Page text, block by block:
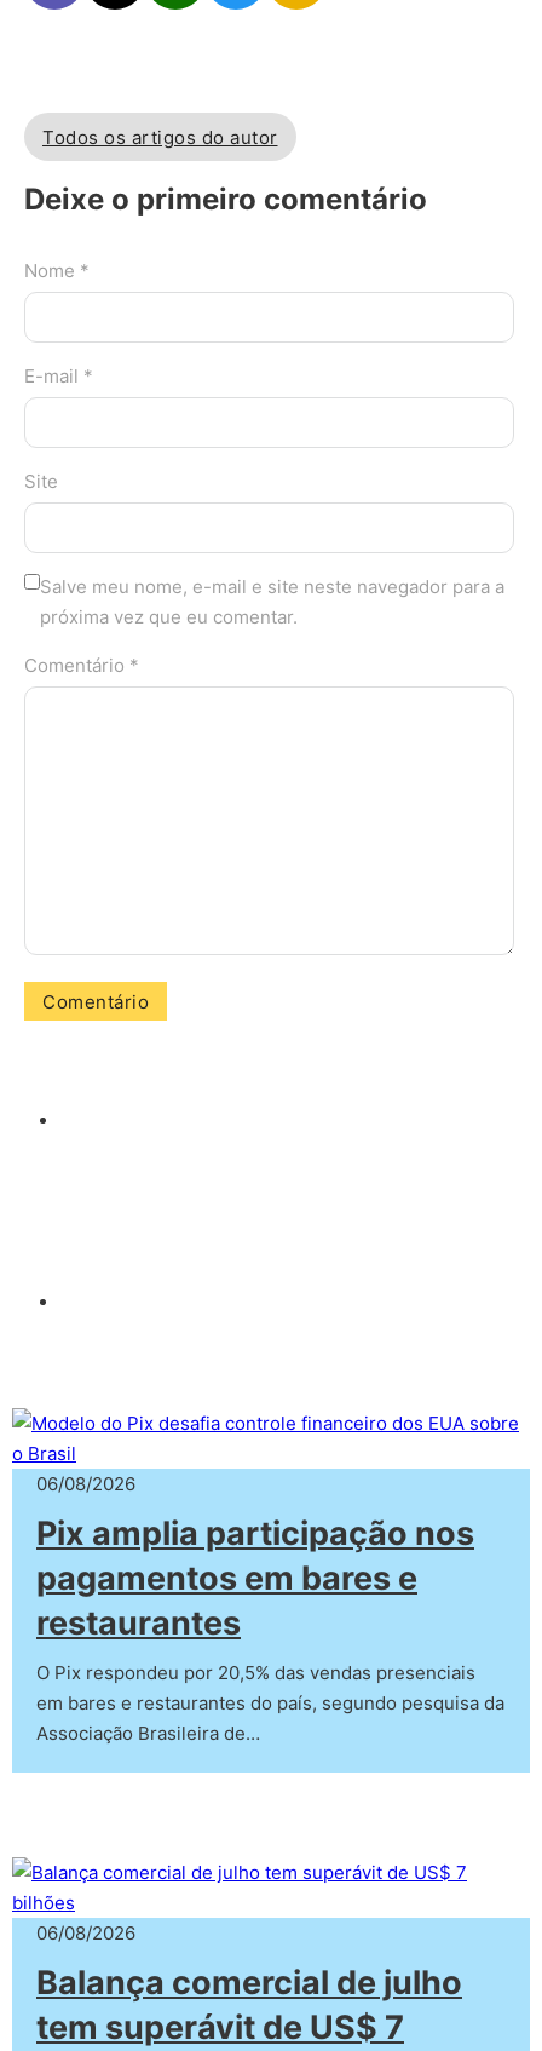
Todos os artigos do autor
Deixe o primeiro comentário
Nome *
E-mail *
Site
Salve meu nome, e-mail e site neste navegador para a
próxima vez que eu comentar.
Comentário *
06/08/2026
Pix amplia participação nos
pagamentos em bares e
restaurantes
O Pix respondeu por 20,5% das vendas presenciais
em bares e restaurantes do país, segundo pesquisa da
Associação Brasileira de…
06/08/2026
Balança comercial de julho
tem superávit de US$ 7